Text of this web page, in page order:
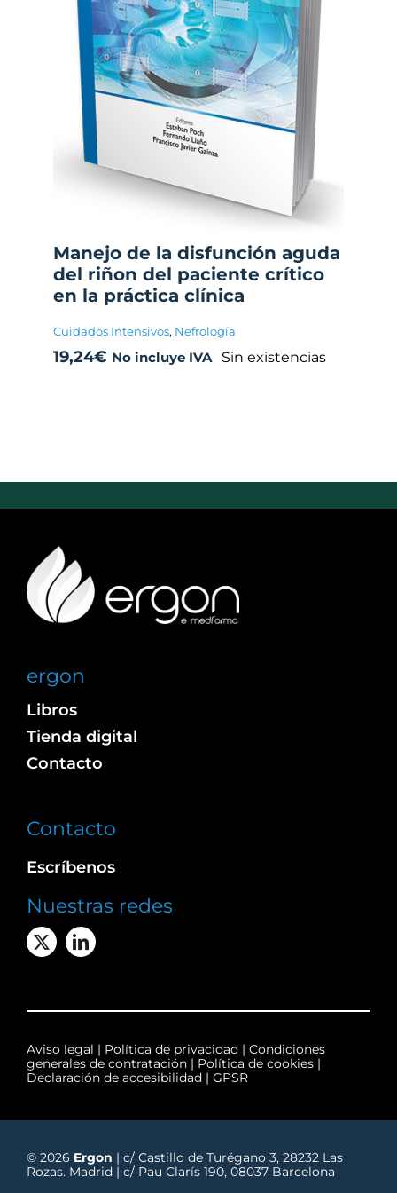
Manejo de la disfunción aguda
del riñon del paciente crítico
en la práctica clínica
Cuidados Intensivos, Nefrología
19,24€ No incluye IVA Sin existencias
ergon
Libros
Tienda digital
Contacto
Contacto
Escríbenos
Nuestras redes
Aviso legal | Política de privacidad | Condiciones
generales de contratación| Política de cookies|
Declaración de accesibilidad | GPSR
© 2026 Ergon | c/ Castillo de Turégano 3, 28232 Las
Rozas. Madrid | c/ Pau Clarís 190, 08037 Barcelona